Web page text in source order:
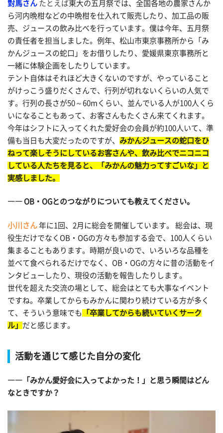
對馬さん たとえば東大の五月祭では、全国各地の農家さんか
ら河内晩柑などの中晩柑を仕入れて販売したり、加工品の販
売、ジュースの飲み比べを行っています。僕は今年、五月祭
の責任者を担当しました。例年、松山市東京事務所から「み
かんジュースの蛇口」をお借りしたり、愛媛県東京事務所と
一緒に体験企画をしたりしています。
テント自体はそれほど大きくないのですが、やっていること
がけっこう盛りだくさんで、行列が切れないくらいの人気で
す。行列の長さが50～60mくらい、並んでいる人が100人くら
いになることもあって、お客さんもたくさん来てくれます。
今年はシフトに入ってくれた愛好会の会員が約100人いて、準
備も当日も大変だったのですが、 みかんジュースの蛇口をひ
ねって楽しそうにしているお客さんや、飲み比べでニコニコ
している人たちを見ると、「みかんの魅力ってすごいな」と
実感しました。
―― OB・OGとのつながりについても教えてください。
小川さん 年に1回、2月に総会を開催しています。 総会は、現
役生だけでなくOB・OGの方々も参加する会で、100人くらい
集まることもあります。時期が良いので、いろいろな品種を
並べて食べられるだけでなく、OB・OGの方々に昔の活動をイ
ンタビューしたり、現役の活動を報告したりします。
世代を超えた交流の場として、総会はとても大事なイベント
ですね。卒業してからもみかんに関わり続けている方が多く
て、そういう意味でも
「卒業してからも続いていくサーク
ル」 だと感じます。
活動を通じて感じた自分の変化
――「みかん愛好会に入ってよかった！」と思う瞬間はどん
なときですか？